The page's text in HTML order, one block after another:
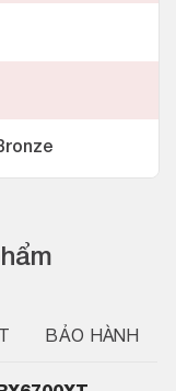
BẢO HÀNH